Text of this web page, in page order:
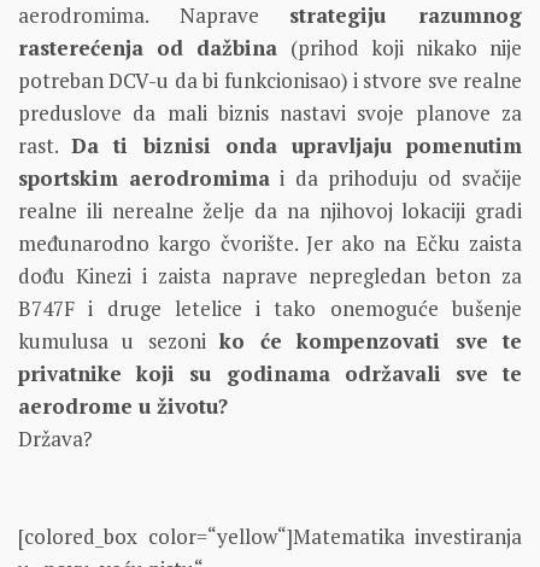
aerodromima. Naprave strategiju razumnog
rasterećenja od dažbina (prihod koji nikako nije
potreban DCV-u da bi funkcionisao) i stvore sve realne
preduslove da mali biznis nastavi svoje planove za
rast.Da ti biznisi onda upravljaju pomenutim
sportskim aerodromima i da prihoduju od svačije
realne ili nerealne želje da na njihovoj lokaciji gradi
međunarodno kargo čvorište. Jer ako na Ečku zaista
dođu Kinezi i zaista naprave nepregledan beton za
B747F i druge letelice i tako onemoguće bušenje
kumulusa u sezoniko će kompenzovati sve te
privatnike koji su godinama održavali sve te
aerodrome u životu?
Država?
[colored_box color=“yellow“]Matematika investiranja